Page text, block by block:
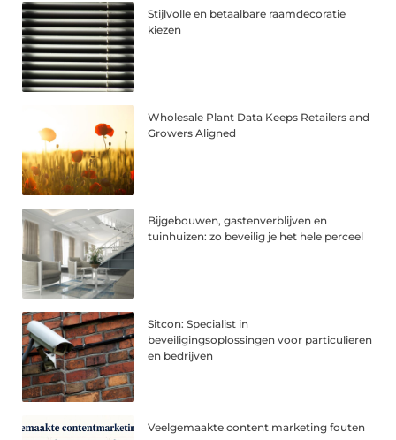
Stijlvolle en betaalbare raamdecoratie
kiezen
Wholesale Plant Data Keeps Retailers and
Growers Aligned
Bijgebouwen, gastenverblijven en
tuinhuizen: zo beveilig je het hele perceel
Sitcon: Specialist in
beveiligingsoplossingen voor particulieren
en bedrijven
Veelgemaakte content marketing fouten